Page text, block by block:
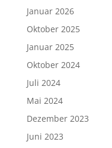
Januar 2026
Oktober 2025
Januar 2025
Oktober 2024
Juli 2024
Mai 2024
Dezember 2023
Juni 2023